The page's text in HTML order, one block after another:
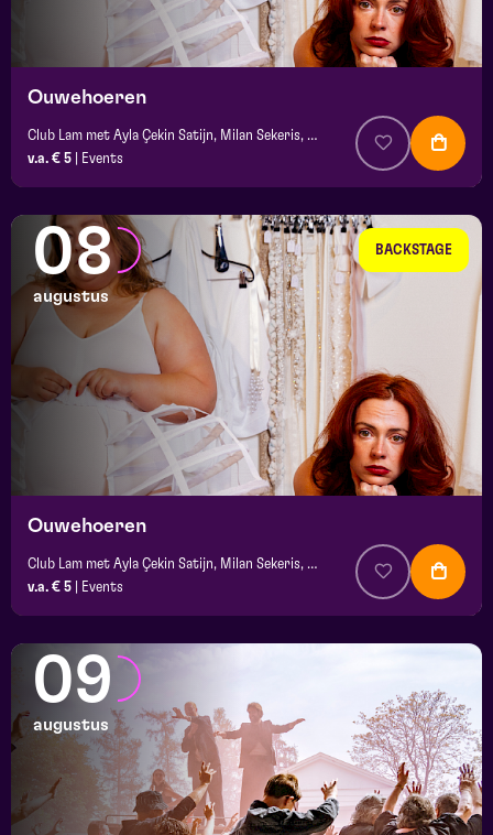
Ouwehoeren
Club Lam met Ayla Çekin Satijn, Milan Sekeris, e.a.
v.a. € 5
Events
BACKSTAGE
08
augustus
Ouwehoeren
Club Lam met Ayla Çekin Satijn, Milan Sekeris, Dic van Duin, Jean-Baptiste Rey e.a.
v.a. € 5
Events
09
augustus